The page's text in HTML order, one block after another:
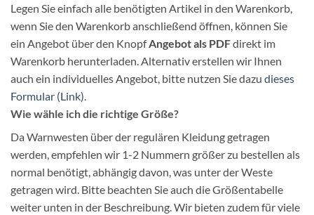
Legen Sie einfach alle benötigten Artikel in den Warenkorb,
wenn Sie den Warenkorb anschließend öffnen, können Sie
ein Angebot über den KnopfAngebot als PDFdirekt im
Warenkorb herunterladen. Alternativ erstellen wir Ihnen
auch ein individuelles Angebot, bitte nutzen Sie dazu dieses
Formular (Link).
Wie wähle ich die richtige Größe?
Da Warnwesten über der regulären Kleidung getragen
werden, empfehlen wir 1-2 Nummern größer zu bestellen als
normal benötigt, abhängig davon, was unter der Weste
getragen wird. Bitte beachten Sie auch die Größentabelle
weiter unten in der Beschreibung. Wir bieten zudem für viele